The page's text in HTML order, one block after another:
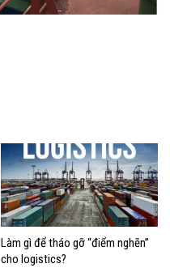
Làm gì để tháo gỡ “điểm nghẽn”
cho logistics?